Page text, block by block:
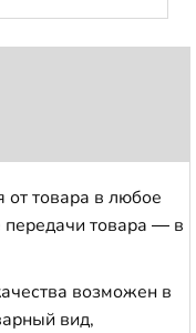
от товара в любое
передачи товара — в
возможен в
вид,